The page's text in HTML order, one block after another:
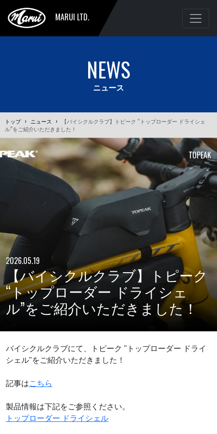
MARUI LTD.
NEWS
ニュース
トップ › ニュース ›
【バイシクルクラブ】トピーク “トップローダー ドライシェ
ル”をご紹介いただきました！
TOPEAK
2026.05.19
【バイシクルクラブ】トピーク
“トップローダー ドライシェ
ル”をご紹介いただきました！
バイシクルクラブにて、トピーク "トップローダー ドライ
シェル"をご紹介いただきました！
記事はこちら
製品情報は下記をご参照ください。
トップローダー ドライシェル